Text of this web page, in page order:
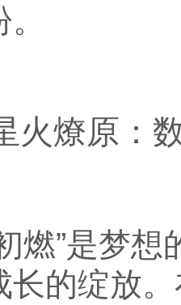
火燎原：
燃”是梦想
长的绽放